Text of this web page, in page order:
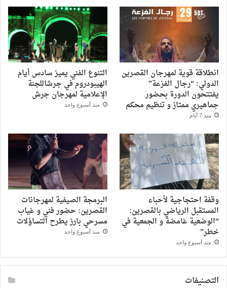
انطلاقة قوية لمهرجان القصرين
الدولي: “رجال الفزعة”
يفتتحون الدورة بحضور
جماهيري ممتاز و تنظيم محكم
منذ 7 أيام
التنوع الفني يميز سادس أيام
الهيبودروم في جرشاللجنة
الإعلامية لمهرجان جرش
منذ أسبوع واحد
وقفة احتجاجية لأحباء
المستقبل الرياضي بالقصرين:
“الوضعية غامضة و الجمعية في
خطر”
منذ أسبوع واحد
البرمجة الصيفية لمهرجانات
القصرين: حضور فني و غياب
مسرحي بارز يطرح التساؤلات
منذ أسبوع واحد
التصنيفات